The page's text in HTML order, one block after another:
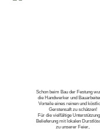
Schon beim Bau der Festung
die Handwerker und
Vorteile eines reinen und
Gerstensaft zu schätzen!
Für die vielfältige Unterstützung
Belieferung mit lokalen
zu unserer Feier,